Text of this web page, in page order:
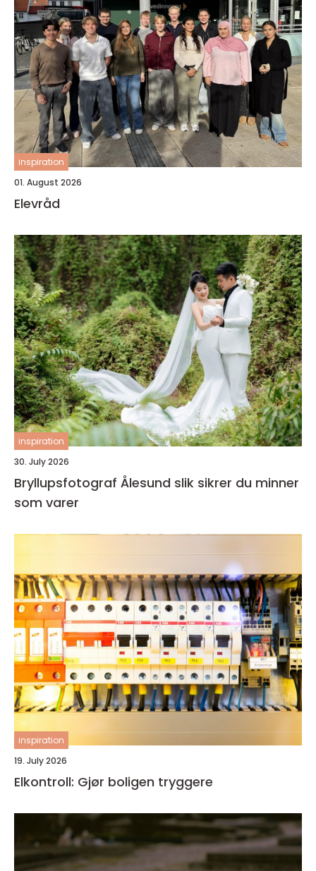
inspiration
01. August 2026
Elevråd
inspiration
30. July 2026
Bryllupsfotograf Ålesund slik sikrer du minner
som varer
inspiration
19. July 2026
Elkontroll: Gjør boligen tryggere